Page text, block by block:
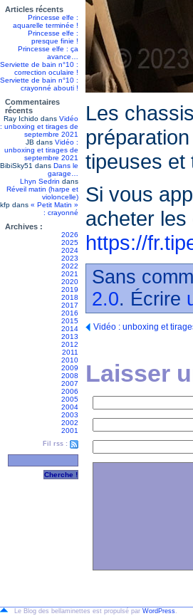
Articles récents
Princesse elfe :
aquarelle terminée !
Princesse elfe :
presque finie !
Princesse elfe : ça
avance…
Serviette de bain n°10 :
correction oculaire !
Serviette de bain n°10 :
crayonné abouti !
Commentaires
récents
Ray Ichido dans Vidéo
: unboxing et tirages de
septembre 2021
JB dans Vidéo :
unboxing et tirages de
septembre 2021
BibiSky51 dans Dans le
garage…
Lhyn Sedrin dans
Réveil matin (harpe et
violoncelle)
kfp dans « Petit Matin »
: crayonné
Archives :
2026
2025
2024
2023
2022
2021
2020
2019
2018
2017
2016
2015
2014
2013
2012
2011
2010
2009
2008
2007
2006
2005
2004
2003
2002
2001
Fil rss :
Les
tipeuses et
Si vous
acheter
https://
Sans
2.0. Écrire
Vidéo : unboxing et
Laisser
Le Blog des bellaminettes est propulsé par WordPress.